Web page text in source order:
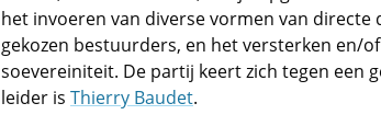
het invoeren van diverse vormen van directe
gekozen bestuurders, en het versterken en/
soevereiniteit. De partij keert zich tegen een
leider is Thierry Baudet.